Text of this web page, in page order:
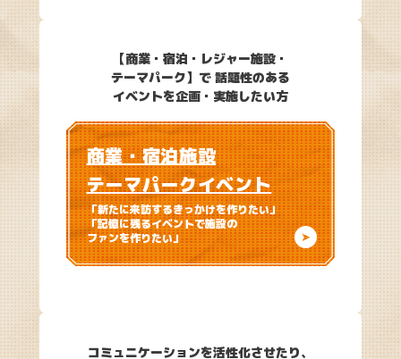
【商業・宿泊・レジャー施設・
テーマパーク】で 話題性のある
イベントを企画・実施したい方
商業・宿泊施設
テーマパークイベント
「新たに来訪するきっかけを作りたい」
「記憶に残るイベントで施設の
ファンを作りたい」
コミュニケーションを活性化させたり、